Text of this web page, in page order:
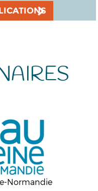
Normandie